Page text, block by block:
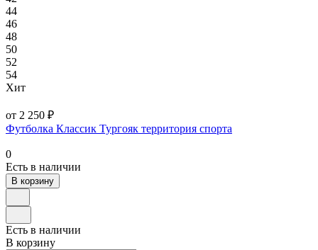
44
46
48
50
52
54
Хит
от 2 250 ₽
Футболка Классик Тургояк территория спорта
0
Есть в наличии
В корзину
Есть в наличии
В корзину